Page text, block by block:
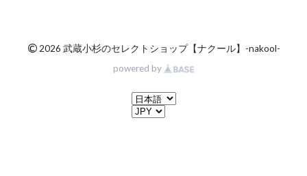
©2026 武蔵小杉のセレクトショップ【ナクール】-nakool-
powered by